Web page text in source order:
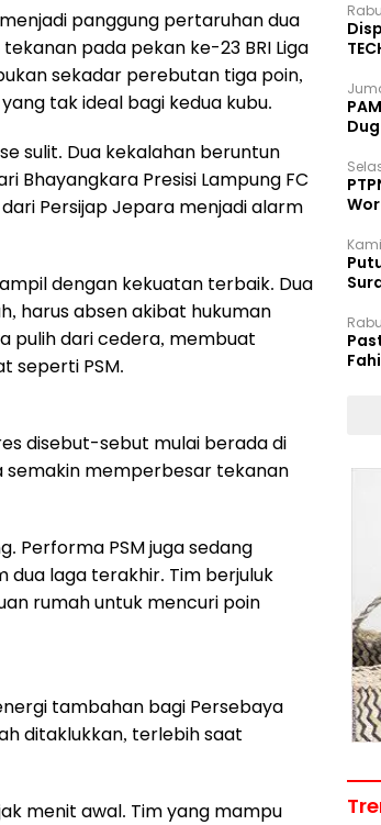
menjadi panggung pertaruhan dua
pada pekan ke-23 BRI Liga
sekadar perebutan tiga poin,
tak ideal bagi kedua kubu.
sulit. Dua kekalahan beruntun
Bhayangkara Presisi Lampung FC
Persijap Jepara menjadi alarm
dengan kekuatan terbaik. Dua
harus absen akibat hukuman
pulih dari cedera, membuat
seperti PSM.
disebut-sebut mulai berada di
semakin memperbesar tekanan
Performa PSM juga sedang
dua laga terakhir. Tim berjuluk
rumah untuk mencuri poin
tambahan bagi Persebaya
ditaklukkan, terlebih saat
menit awal. Tim yang mampu